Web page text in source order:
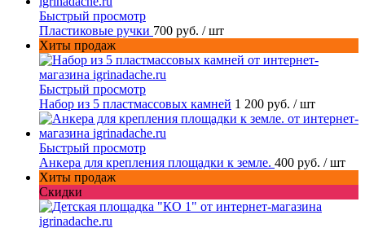
Быстрый просмотр
Пластиковые ручки 700 руб. / шт
Хиты продаж
Быстрый просмотр
Набор из 5 пластмассовых камней 1 200 руб. / шт
Быстрый просмотр
Анкера для крепления площадки к земле. 400 руб. / шт
Хиты продаж
Скидки